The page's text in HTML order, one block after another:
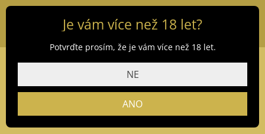
Masopustní speciál
|3. Led 2022
Je vám více než 18 let?
Potvrďte prosím, že je vám více než 18 let.
NE
ANO